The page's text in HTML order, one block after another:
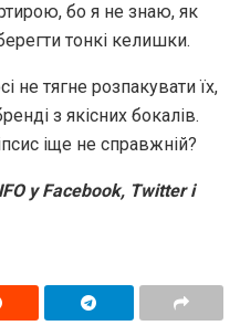
бо я не знаю, як
тонкі келишки.
не тягне розпакувати їх,
з якісних бокалів.
іще не справжній?
у Facebook, Twitter і